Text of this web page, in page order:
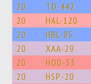
20 TD-442
20 HAL-120
20 HBL-85
20 XAA-29
20 HOD-33
20 HSP-20